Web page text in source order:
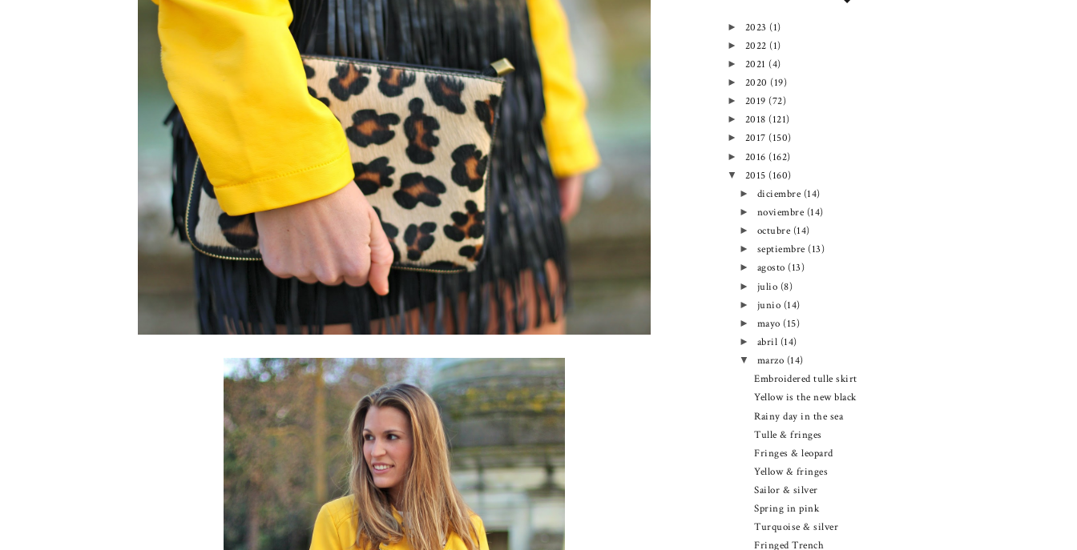
► 2023 (1)
► 2022 (1)
► 2021 (4)
► 2020 (19)
► 2019 (72)
► 2018 (121)
► 2017 (150)
► 2016 (162)
▼ 2015 (160)
► diciembre (14)
► noviembre (14)
► octubre (14)
► septiembre (13)
► agosto (13)
► julio (8)
► junio (14)
► mayo (15)
► abril (14)
▼ marzo (14)
Embroidered tulle skirt
Yellow is the new black
Rainy day in the sea
Tulle & fringes
Fringes & leopard
Yellow & fringes
Sailor & silver
Spring in pink
Turquoise & silver
Fringed Trench